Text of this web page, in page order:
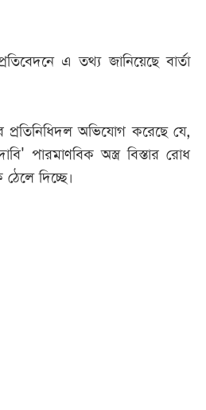
এ তথ্য জানিয়েছে বার্তা
প্রতিনিধিদল অভিযোগ করেছে যে,
পারমাণবিক অস্ত্র বিস্তার রোধ
দিচ্ছে।